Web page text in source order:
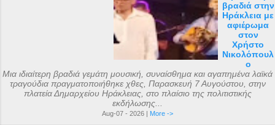
βραδιά στην
Ηράκλεια με
αφιέρωμα
στον
Χρήστο
Νικολόπουλ
ο
Μια ιδιαίτερη βραδιά γεμάτη μουσική, συναίσθημα και αγαπημένα λαϊκά
τραγούδια πραγματοποιήθηκε χθες, Παρασκευή 7 Αυγούστου, στην
πλατεία Δημαρχείου Ηράκλειας, στο πλαίσιο της πολιτιστικής
εκδήλωσης...
Aug-07 - 2026 | More ->